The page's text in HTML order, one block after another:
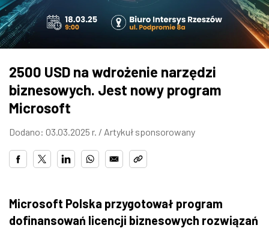
ZDJĘCIA
W RZESZOWIE
2500 USD na wdrożenie narzędzi
biznesowych. Jest nowy program
Microsoft
Dodano: 03.03.2025 r. / Artykuł sponsorowany
Microsoft Polska przygotował program
dofinansowań licencji biznesowych rozwiązań